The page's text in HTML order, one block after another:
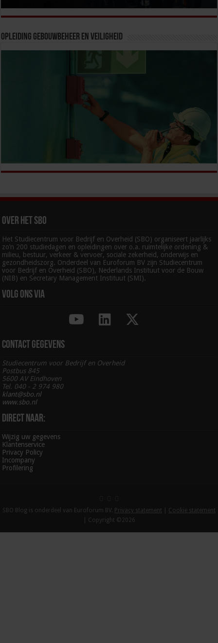
Opleiding Gebouwbeheer en veiligheid
Over het SBO
Het Studiecentrum voor Bedrijf en Overheid (SBO) organiseert jaarlijks
zo’n 200 studiedagen en opleidingen over o.a. ruimtelijke ordening &
milieu, bestuur, verkeer & vervoer, sociale zekerheid, onderwijs en
gezondheidszorg. Onderdeel van Euroforum BV zijn Studiecentrum
voor Bedrijf en Overheid (SBO), Nederlands Instituut voor de Bouw
(NIB) en Secretary Management Instituut (SMI).
Volg ons via
Contact gegevens
Studiecentrum voor Bedrijf en Overheid
Postbus 845
5600 AV Eindhoven
Tel. 040 - 2 974 980
klant@sbo.nl
www.sbo.nl
Direct naar:
Wijzig uw gegevens
Klantenservice
Privacy Policy
Incompany
Profilering
SBO Blog is onderdeel van Euroforum BV. Privacy statement
Cookie statement
| Copyright ©2026